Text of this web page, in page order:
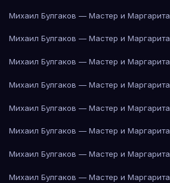
Михаил Булгаков — Мастер и Маргарита
Михаил Булгаков — Мастер и Маргарита
Михаил Булгаков — Мастер и Маргарита
Михаил Булгаков — Мастер и Маргарита
Михаил Булгаков — Мастер и Маргарита
Михаил Булгаков — Мастер и Маргарита
Михаил Булгаков — Мастер и Маргарита
Михаил Булгаков — Мастер и Маргарита